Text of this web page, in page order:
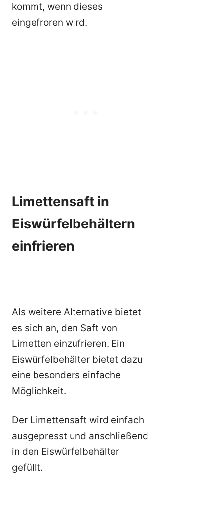
kommt, wenn dieses
eingefroren wird.
Limettensaft in
Eiswürfelbehältern
einfrieren
Als weitere Alternative bietet
es sich an, den Saft von
Limetten einzufrieren. Ein
Eiswürfelbehälter bietet dazu
eine besonders einfache
Möglichkeit.
Der Limettensaft wird einfach
ausgepresst und anschließend
in den Eiswürfelbehälter
gefüllt.